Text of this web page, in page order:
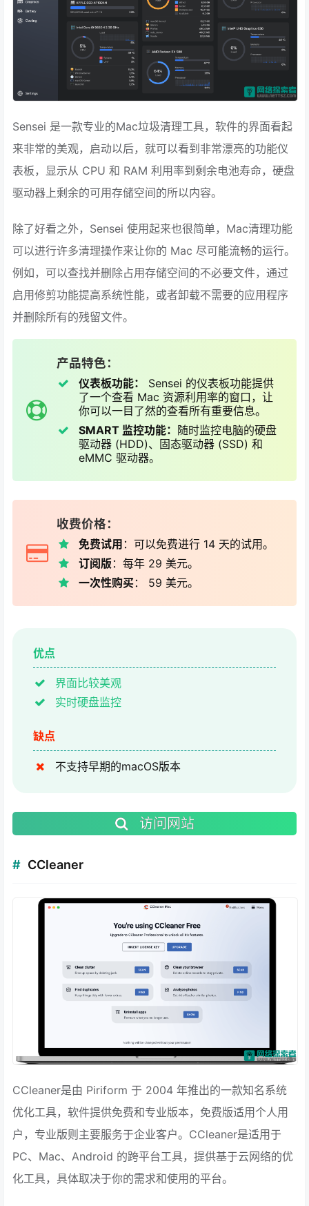
Sensei 是一款专业的Mac垃圾清理工具，软件的界面看起
来非常的美观，启动以后，就可以看到非常漂亮的功能仪
表板，显示从 CPU 和 RAM 利用率到剩余电池寿命，硬盘
驱动器上剩余的可用存储空间的所以内容。
除了好看之外，Sensei 使用起来也很简单，Mac清理功能
可以进行许多清理操作来让你的 Mac 尽可能流畅的运行。
例如，可以查找并删除占用存储空间的不必要文件，通过
启用修剪功能提高系统性能，或者卸载不需要的应用程序
并删除所有的残留文件。
产品特色：
仪表板功能：
Sensei 的仪表板功能提供
了一个查看 Mac 资源利用率的窗口，让
你可以一目了然的查看所有重要信息。
SMART 监控功能： 随时监控电脑的硬盘
驱动器 (HDD)、固态驱动器 (SSD) 和
eMMC 驱动器。
收费价格：
免费试用 ：可以免费进行 14 天的试用。
订阅版：每年 29 美元。
一次性购买： 59 美元。
优点
界面比较美观
实时硬盘监控
缺点
不支持早期的macOS版本
访问网站
CCleaner
CCleaner是由 Piriform 于 2004 年推出的一款知名系统
优化工具，软件提供免费和专业版本，免费版适用个人用
户，专业版则主要服务于企业客户。CCleaner是适用于
PC、Mac、Android 的跨平台工具，提供基于云网络的优
化工具，具体取决于你的需求和使用的平台。